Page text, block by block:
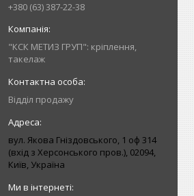
+380 (63) 387-22-38
"КСК МЕТИЗ ГРУП": кріплення,
такелаж
Відділ продажу
вул. Якова Гніздовського, 1 оф 314
(вхід з Херсонського пров.), 02094,
Київ, Україна